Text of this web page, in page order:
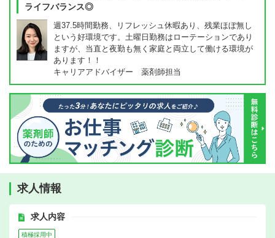
ライフバランス◎
週37.5時間勤務、リフレッシュ休暇あり、残業ほぼ無し
という好環境です。土曜日勤務はローテーションであり
ますが、当直と夜勤も無く家庭と両立して働ける環境が
あります！！
キャリアアドバイザー 薬剤師担当
求人情報
求人内容
積極採用中